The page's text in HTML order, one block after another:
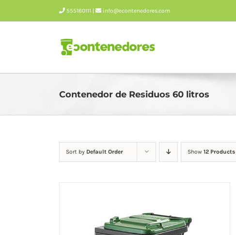
to
555160111 | info@econtenedores.com
Contenedor de Residuos 60 litros
Sort by Default Order Show 12 Products